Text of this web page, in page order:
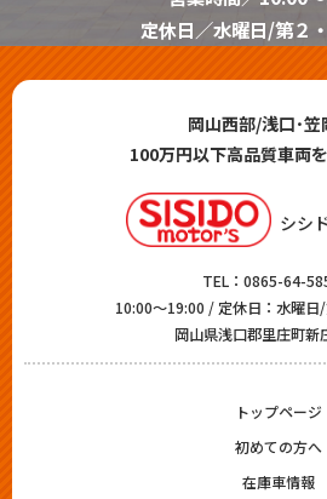
定休日／水曜日/第２
岡山西部/浅口･笠
100万円以下高品質車両
シシ
TEL： 0865-64-
10:00～19:00 / 定休日：水曜日
岡山県浅口郡里庄町新
トップページ
初めての方へ
在庫車情報